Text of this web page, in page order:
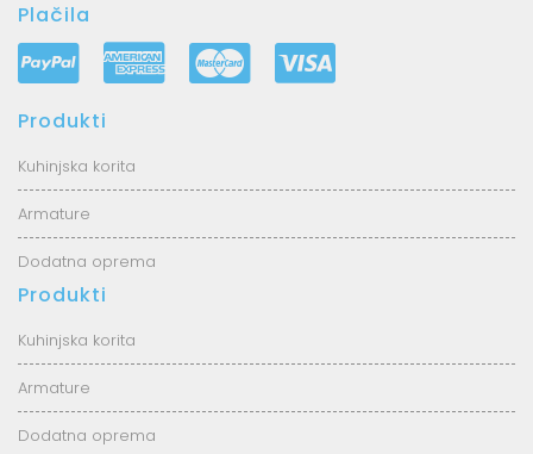
Plačila
Produkti
Kuhinjska korita
Armature
Dodatna oprema
Produkti
Kuhinjska korita
Armature
Dodatna oprema